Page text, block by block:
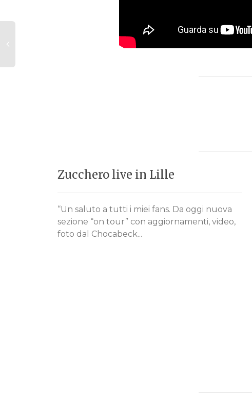
Zucchero live in Lille
“Un saluto a tutti i miei fans. Da oggi nuova
sezione “on tour” con aggiornamenti, video,
foto dal Chocabeck...